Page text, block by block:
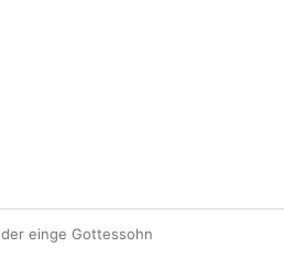
einge Gottessohn